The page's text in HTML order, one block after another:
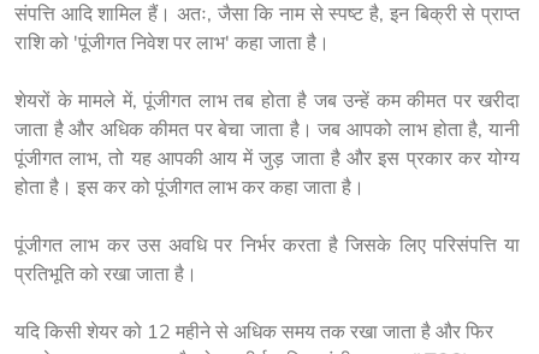
संपत्ति आदि शामिल हैं। अतः, जैसा कि नाम से स्पष्ट है, इन बिक्री से प्राप्त
राशि को 'पूंजीगत निवेश पर लाभ' कहा जाता है।
शेयरों के मामले में, पूंजीगत लाभ तब होता है जब उन्हें कम कीमत पर खरीदा
जाता है और अधिक कीमत पर बेचा जाता है। जब आपको लाभ होता है, यानी
पूंजीगत लाभ, तो यह आपकी आय में जुड़ जाता है और इस प्रकार कर योग्य
होता है। इस कर को पूंजीगत लाभ कर कहा जाता है।
पूंजीगत लाभ कर उस अवधि पर निर्भर करता है जिसके लिए परिसंपत्ति या
प्रतिभूति को रखा जाता है।
यदि किसी शेयर को 12 महीने से अधिक समय तक रखा जाता है और फिर